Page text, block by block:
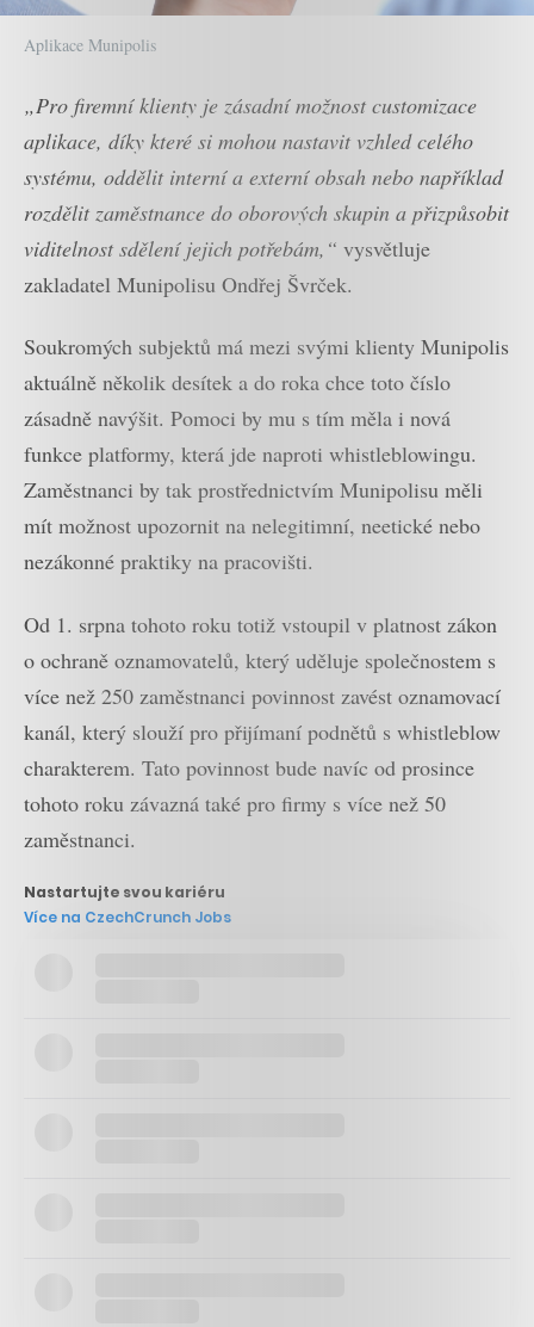
Aplikace Munipolis
„Pro firemní klienty je zásadní možnost customizace
aplikace, díky které si mohou nastavit vzhled celého
systému, oddělit interní a externí obsah nebo například
rozdělit zaměstnance do oborových skupin a přizpůsobit
viditelnost sdělení jejich potřebám,“ vysvětluje
zakladatel Munipolisu Ondřej Švrček.
Soukromých subjektů má mezi svými klienty Munipolis
aktuálně několik desítek a do roka chce toto číslo
zásadně navýšit. Pomoci by mu s tím měla i nová
funkce platformy, která jde naproti whistleblowingu.
Zaměstnanci by tak prostřednictvím Munipolisu měli
mít možnost upozornit na nelegitimní, neetické nebo
nezákonné praktiky na pracovišti.
Od 1. srpna tohoto roku totiž vstoupil v platnost zákon
o ochraně oznamovatelů, který uděluje společnostem s
více než 250 zaměstnanci povinnost zavést oznamovací
kanál, který slouží pro přijímaní podnětů s whistleblow
charakterem. Tato povinnost bude navíc od prosince
tohoto roku závazná také pro firmy s více než 50
zaměstnanci.
Nastartujte svou kariéru
Více na CzechCrunch Jobs